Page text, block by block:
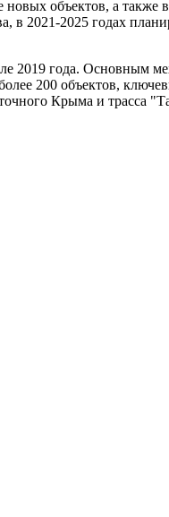
объектов, а
2021-2025 годах
2019 года. Основным
200 объектов,
Крыма и трасса